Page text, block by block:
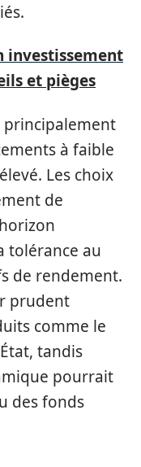
investissement
et pièges
principalement
à faible
Les choix
de
tolérance au
de rendement.
prudent
comme le
tandis
pourrait
des fonds